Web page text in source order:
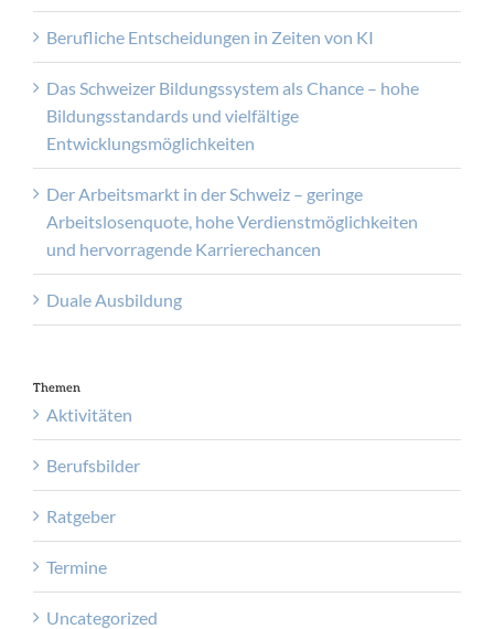
Berufliche Entscheidungen in Zeiten von KI
Das Schweizer Bildungssystem als Chance – hohe
Bildungsstandards und vielfältige
Entwicklungsmöglichkeiten
Der Arbeitsmarkt in der Schweiz – geringe
Arbeitslosenquote, hohe Verdienstmöglichkeiten
und hervorragende Karrierechancen
Duale Ausbildung
Themen
Aktivitäten
Berufsbilder
Ratgeber
Termine
Uncategorized